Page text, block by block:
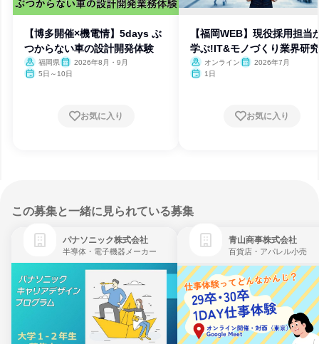
【博多開催×機電情】5days ぶ
つからない車の設計開発体験
福岡県
2026年8月・9月
5日～10日
お気に入り
【福岡WEB】現役採用担当
学ぶ!IT&モノづくり業界研究
オンライン
2026年7月
1日
お気に入り
この募集と一緒に見られている募集
パナソニック株式会社
半導体・電子機器メーカー
青山商事株式会社
百貨店・アパレル小売